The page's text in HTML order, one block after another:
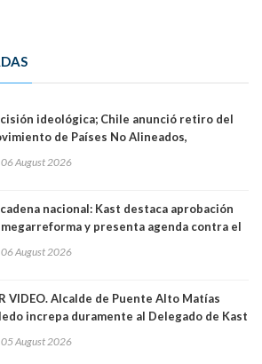
ideológica; Chile anunció retiro del
de Países No Alineados,
Excanciller Insulza lamentó decisión
06 August 2026
cadena nacional: Kast destaca aprobación
y presenta agenda contra el
06 August 2026
VIDEO. Alcalde de Puente Alto Matías
increpa duramente al Delegado de Kast
nuevamente arrancando"
05 August 2026